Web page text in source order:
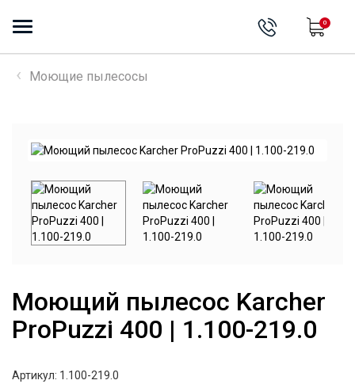
0
Моющие пылесосы
Next
Моющий пылесос Karcher
ProPuzzi 400 | 1.100-219.0
Артикул: 1.100-219.0